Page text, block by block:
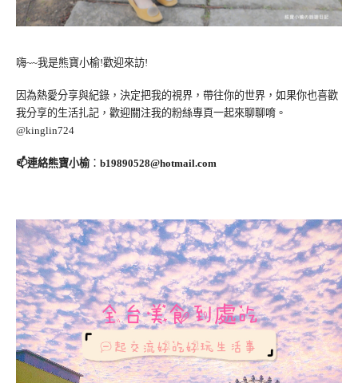
嗨~~我是熊寶小榆!歡迎來訪!
因為熱愛分享與紀錄，決定把我的視界，帶往你的世界，如果你也喜歡
我分享的生活扎記，歡迎關注我的粉絲專頁一起來聊聊唷。
@kinglin724
📫連絡熊寶小榆： b19890528@hotmail.com